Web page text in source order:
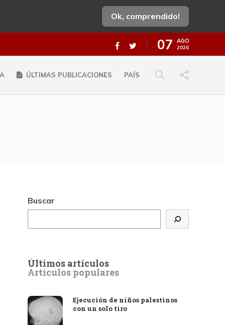
Ok, comprendido!
07 AGO
2026
ÚLTIMAS PUBLICACIONES PAÍS
Buscar
Últimos artículos
Artículos populares
Ejecución de niños palestinos
con un solo tiro